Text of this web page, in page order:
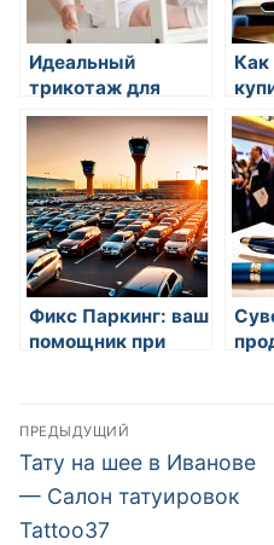
Идеальный
трикотаж для
самых маленьких
Как
Фикс Паркинг: ваш
помощник при
Навигация
по
записям
ПРЕДЫДУЩИЙ
Предыдущая
запись:
Тату на шее в Иванове
— Салон татуировок
Tattoo37